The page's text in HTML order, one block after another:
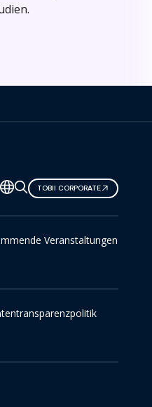
TOBII CORPORATE
Veranstaltungen